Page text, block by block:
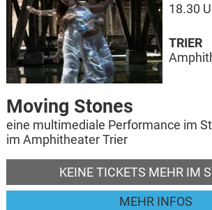
18.30
Moving Stones
eine multimediale Performance im
im Amphitheater Trier
KEINE TICKETS MEHR IM
MEHR INFOS
TRIER